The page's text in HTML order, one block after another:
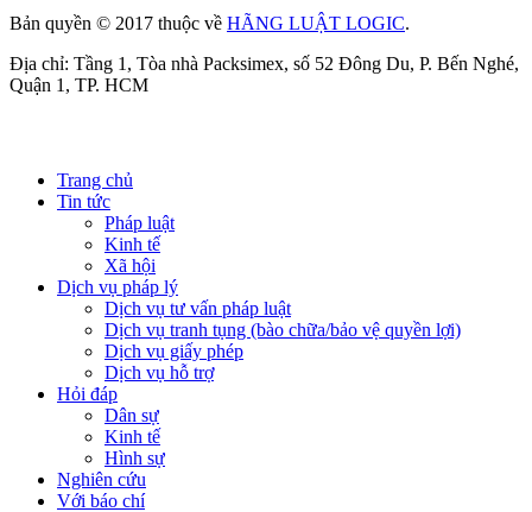
Bản quyền © 2017 thuộc về HÃNG LUẬT LOGIC.
Địa chỉ: Tầng 1, Tòa nhà Packsimex, số 52 Đông Du, P. Bến Nghé,
Quận 1, TP. HCM
Trang chủ
Tin tức
Pháp luật
Kinh tế
Xã hội
Dịch vụ pháp lý
Dịch vụ tư vấn pháp luật
Dịch vụ tranh tụng (bào chữa/bảo vệ quyền lợi)
Dịch vụ giấy phép
Dịch vụ hỗ trợ
Hỏi đáp
Dân sự
Kinh tế
Hình sự
Nghiên cứu
Với báo chí